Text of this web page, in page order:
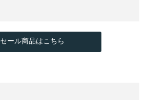
セール商品はこちら